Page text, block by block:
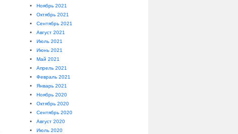
Ноябрь 2021
Октябрь 2021
Сентябрь 2021
Август 2021
Июль 2021
Июнь 2021
Май 2021
Апрель 2021
Февраль 2021
Январь 2021
Ноябрь 2020
Октябрь 2020
Сентябрь 2020
Август 2020
Июль 2020